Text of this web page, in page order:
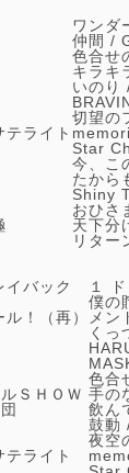
ワンダ
仲間 /
色合せ
キラキ
いのり
切望の
ライト
Star
今、こ
たから
Shiny
おひさ
天下分
リター
イバック １
僕の
！（再） メン
くっ
色合
ＳＨＯＷ 手の
飲ん
鼓動
夜空
ライト